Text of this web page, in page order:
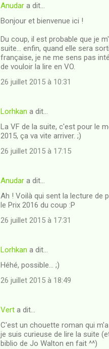
Anudar a dit…
Bonjour et bienvenue ici !
Du coup, il est probable que je
suite... enfin, quand elle sera
française, je ne me sens pas
de vouloir la lire en VO.
26 juillet 2015 à 10:31
Lorhkan a dit…
La VF de la suite, c'est pour le
2015, ça va vite arriver. ;)
26 juillet 2015 à 17:15
Anudar a dit…
Ah ! Voilà qui sent la lecture de
le Prix 2016 du coup :P
26 juillet 2015 à 17:31
Lorhkan a dit…
Héhé, possible... ;)
26 juillet 2015 à 18:49
Vert a dit…
C'est un chouette roman qui
je suis curieuse de lire la suite
biblio de Jo Walton en fait ^^)